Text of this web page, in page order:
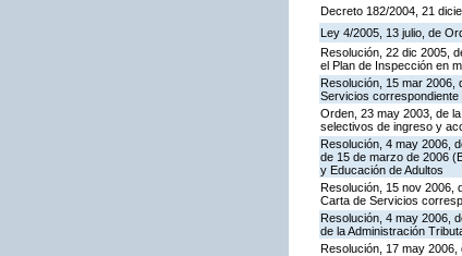
Decreto 182/2004, 21
Ley 4/2005, 13 julio, de
Resolución, 22 dic 2005,
el Plan de Inspección en
Resolución, 15 mar
Servicios correspondiente
Orden, 23 may 2003, de
selectivos de ingreso y
Resolución, 4 may 2006,
de 15 de marzo de 2006
y Educación de Adultos
Resolución, 15 nov 2006,
Carta de Servicios
Resolución, 4 may 2006,
de la Administración
Resolución, 17 may